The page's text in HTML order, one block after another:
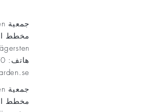
جمعية Midsommargården
هاتف: 070-555555،
جمعية Midsommargården